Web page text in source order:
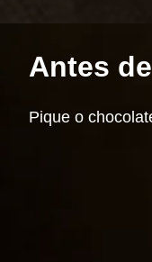
Antes
Pique o